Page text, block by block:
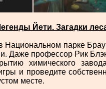
Йети. Загадки
Национальном парке
Даже профессор Рик
химического
и проведите
месте.